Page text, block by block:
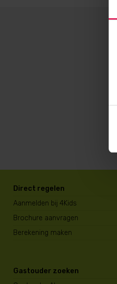
Direct regelen
Aanmelden bij 4Kids
Brochure aanvragen
Berekening maken
Gastouder zoeken